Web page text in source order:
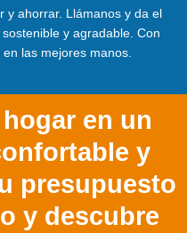
y ahorrar. Llámanos y da el
y agradable. Con
las mejores manos.
en un
y
presupuesto
y descubre